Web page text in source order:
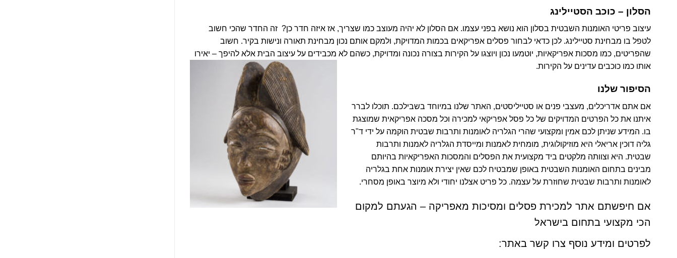
הסלון – כוכב הסטיילינג
עיצוב פריטי האומנות השבטית בסלון הוא נושא בפני עצמו. אם הסלון לא יהיה מעוצב כמו שצריך, אז איזה חדר כן? זה החדר שהכי חשוב
לטפל בו מבחינת סטיילינג. לכן כדאי לבחור פסלים אפריקאים בכמות המדויקת, ולמקם אותם נכון מבחינת תאורה ונישות בקיר. חשוב
שהפריטים, כמו מסכות אפריקאיות, יוטמעו נכון ויוצגו על הקירות בצורה נכונה ומדויקת, כשהם לא מכבידים על עיצוב הבית אלא להיפך – יאירו
אותו כמו כוכבים עדינים על הקירות.
הסיפור שלנו
אם אתם אדריכלים, מעצבי פנים או סטייליסטים, האתר שלנו במיוחד בשבילכם. תוכלו לברר
איתנו את כל הפרטים המדויקים של כל פסל אפריקאי למכירה וכל מסכה אפריקאית שמוצגת
בו. המידע שניתן לכם אמין ומקצועי שהרי הגלריה לאומנות ותרבות שבטית הוקמה על ידי ד"ר
גליה דוכין אריאלי היא מוזיקולוגית, מומחית לאמנות ומייסדת הגלריה לאמנות ותרבות
שבטית. היא וצוותה מלקטים ביד מקצועית את הפסלים והמסכות האפריקאיות בהיותם
מבינים בתחום האומנות השבטית באופן שמבטיח לכם שאין יצירת אומנות אחת בגלריה
לאומנות ותרבות שבטית שחוזרת על עצמה. כל פריט אצלנו יחודי ולא מיוצר באופן מסחרי.
אם חיפשתם אתר למכירת פסלים ומסיכות מאפריקה – הגעתם למקום
הכי מקצועי בתחום בישראל
לפרטים ומידע נוסף צרו קשר באתר: